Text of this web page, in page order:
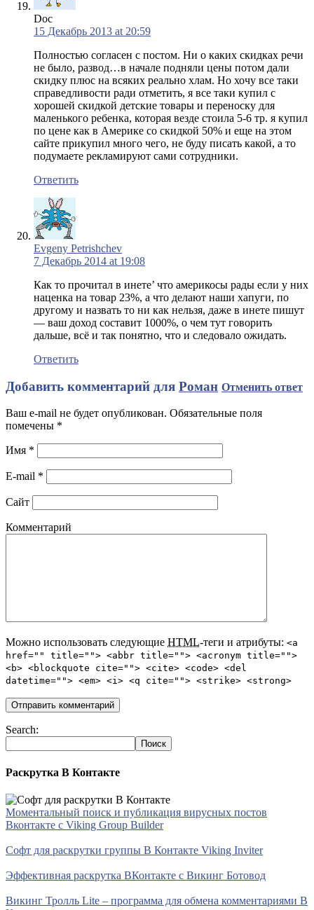
Doc
15 Декабрь 2013 at 20:59
Полностью согласен с постом. Ни о каких скидках речи
не было, развод…в начале подняли цены потом дали
скидку плюс на всяких реально хлам. Но хочу все таки
справедливости ради отметить, я все таки купил с
хорошей скидкой детские товары и переноску для
маленького ребенка, которая везде стоила 5-6 тр. я купил
по цене как в Америке со скидкой 50% и еще на этом
сайте прикупил много чего, не буду писать какой, а то
подумаете рекламируют сами сотрудники.
Ответить
Evgeny Petrishchev
7 Декабрь 2014 at 19:08
Как то прочитал в инете’ что америкосы рады если у них
наценка на товар 23%, а что делают наши хапуги, по
другому и назвать то ни как нельзя, даже в инете пишут
— ваш доход составит 1000%, о чем тут говорить
дальше, всё и так понятно, что и следовало ожидать.
Ответить
Добавить комментарий для Роман Отменить ответ
Ваш e-mail не будет опубликован. Обязательные поля
помечены *
Имя *
E-mail *
Сайт
Комментарий
Можно использовать следующие HTML-теги и атрибуты: <a
href="" title=""> <abbr title=""> <acronym title="">
<b> <blockquote cite=""> <cite> <code> <del
datetime=""> <em> <i> <q cite=""> <strike> <strong>
Search:
Раскрутка В Контакте
Моментальный поиск и публикация вирусных постов
Вконтакте с Viking Group Builder
Софт для раскрутки группы В Контакте Viking Inviter
Эффективная раскрутка ВКонтакте с Викинг Ботовод
Викинг Тролль Lite – программа для обмена комментариями В